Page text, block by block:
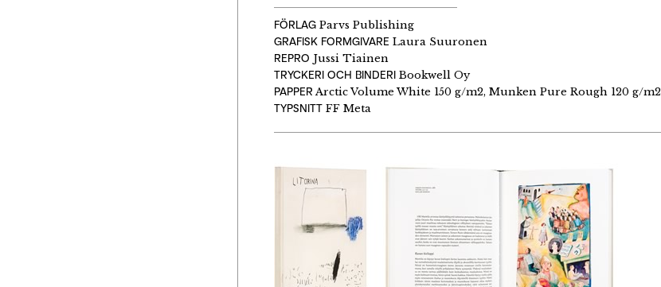
FÖRLAG Parvs Publishing
GRAFISK FORMGIVARE Laura Suuronen
REPRO Jussi Tiainen
TRYCKERI OCH BINDERIBookwell Oy
PAPPERArctic Volume White 150 g/m2, Munken Pure Rough 120 g/m2
TYPSNITT FF Meta